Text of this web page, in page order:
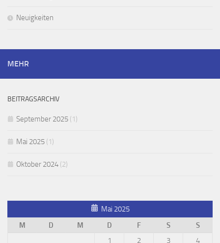
Neuigkeiten
MEHR
BEITRAGSARCHIV
September 2025 (1)
Mai 2025 (1)
Oktober 2024 (2)
Mai 2025
M
D M D F S
S
1
2 3 4